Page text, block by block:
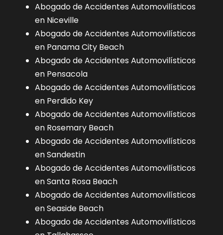
Abogado de Accidentes Automovilísticos
en Niceville
Abogado de Accidentes Automovilísticos
en Panama City Beach
Abogado de Accidentes Automovilísticos
en Pensacola
Abogado de Accidentes Automovilísticos
en Perdido Key
Abogado de Accidentes Automovilísticos
en Rosemary Beach
Abogado de Accidentes Automovilísticos
en Sandestin
Abogado de Accidentes Automovilísticos
en Santa Rosa Beach
Abogado de Accidentes Automovilísticos
en Seaside Beach
Abogado de Accidentes Automovilísticos